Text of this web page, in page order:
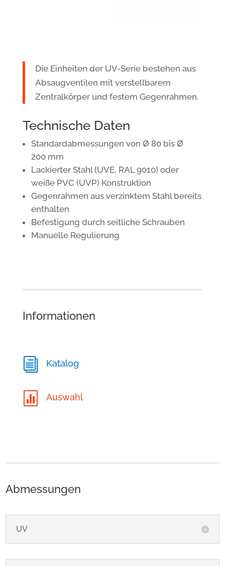
Die Einheiten der UV-Serie bestehen aus
Absaugventilen mit verstellbarem
Zentralkörper und festem Gegenrahmen.
Technische Daten
Standardabmessungen von Ø 80 bis Ø
200 mm
Lackierter Stahl (UVE, RAL 9010) oder
weiße PVC (UVP) Konstruktion
Gegenrahmen aus verzinktem Stahl bereits
enthalten
Befestigung durch seitliche Schrauben
Manuelle Regulierung
Informationen
i Katalog
 Auswahl
Abmessungen
UV